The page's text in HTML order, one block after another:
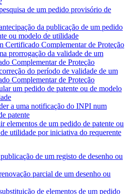
de um pedido provisório de
da publicação de um pedido
ou modelo de utilidade
Certificado Complementar de Proteção
prorrogação da validade de um
Complementar de Proteção
do período de validade de um
Complementar de Proteção
um pedido de patente ou de modelo
a uma notificação do INPI num
patente
elementos de um pedido de patente ou
utilidade por iniciativa do requerente
de um registo de desenho ou
parcial de um desenho ou
de elementos de um pedido